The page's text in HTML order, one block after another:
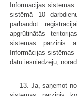
Informācijas
sistēmā 10
pārbaudot
apgrūtinātās
sistēmas pārzinis
Informācijas
datu iesniedzēju,
13. Ja, saņemot